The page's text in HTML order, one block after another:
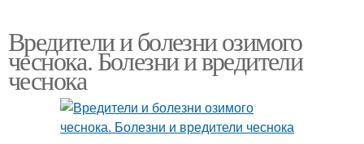
Вредители и болезни озимого
чеснока. Болезни и вредители
чеснока